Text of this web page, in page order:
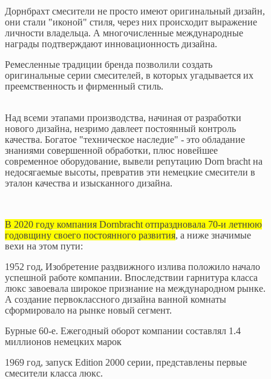
Дорнбрахт смесители не просто имеют оригинальный дизайн,
они стали "иконой" стиля, через них происходит выражение
личности владельца. А многочисленные международные
награды подтверждают инновационность дизайна.
Ремесленные традиции бренда позволили создать
оригинальные серии смесителей, в которых угадывается их
преемственность и фирменный стиль.
Над всеми этапами производства, начиная от разработки
нового дизайна, незримо давлеет постоянный контроль
качества. Богатое "техническое наследие" - это обладание
знаниями совершенной обработки, плюс новейшее
современное оборудование, вывели репутацию Dorn bracht на
недосягаемые высоты, превратив эти немецкие смесители в
эталон качества и изысканного дизайна.
В 2020 году компания Dornbracht отпраздновала 70-и летнюю
годовщину своего постоянного развития, а ниже значимые
вехи на этом пути:
1952 год, Изобретение раздвижного излива положило начало
успешной работе компании. Впоследствии гарнитура класса
люкс завоевала широкое признание на международном рынке.
А создание первоклассного дизайна ванной комнаты
сформировало на рынке новый сегмент.
Бурные 60-е. Ежегодный оборот компании составлял 1.4
миллионов немецких марок
1969 год, запуск Edition 2000 серии, представлены первые
смесители класса люкс.